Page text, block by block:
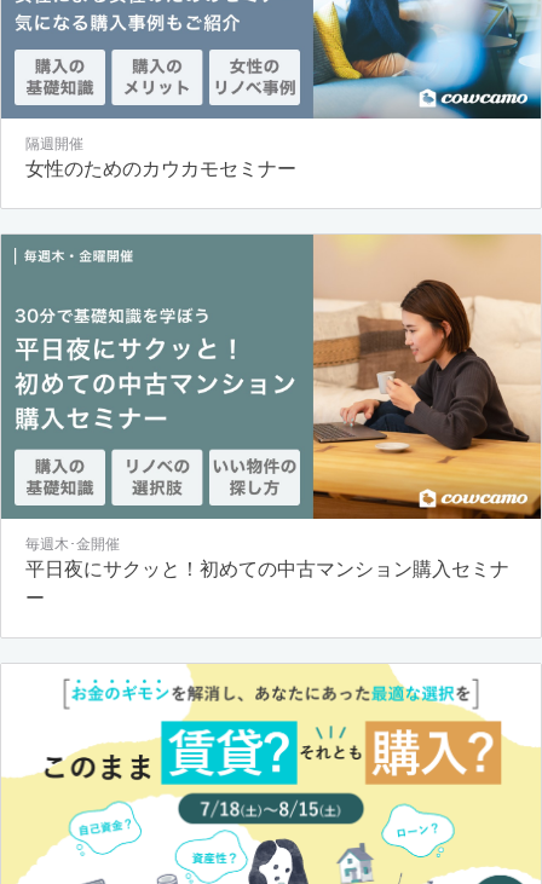
隔週開催
女性のためのカウカモセミナー
毎週木･金開催
平日夜にサクッと！初めての中古マンション購入セミナ
ー